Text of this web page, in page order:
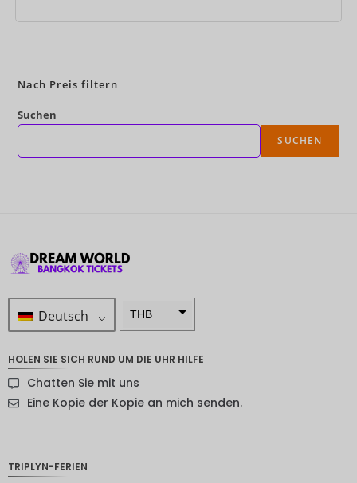
Nach Preis filtern
Suchen
SUCHEN
Deutsch THB
NZD
HOLEN SIE SICH RUND UM DIE UHR HILFE
Chatten Sie mit uns
Eine Kopie der Kopie an mich senden.
TRIPLYN-FERIEN